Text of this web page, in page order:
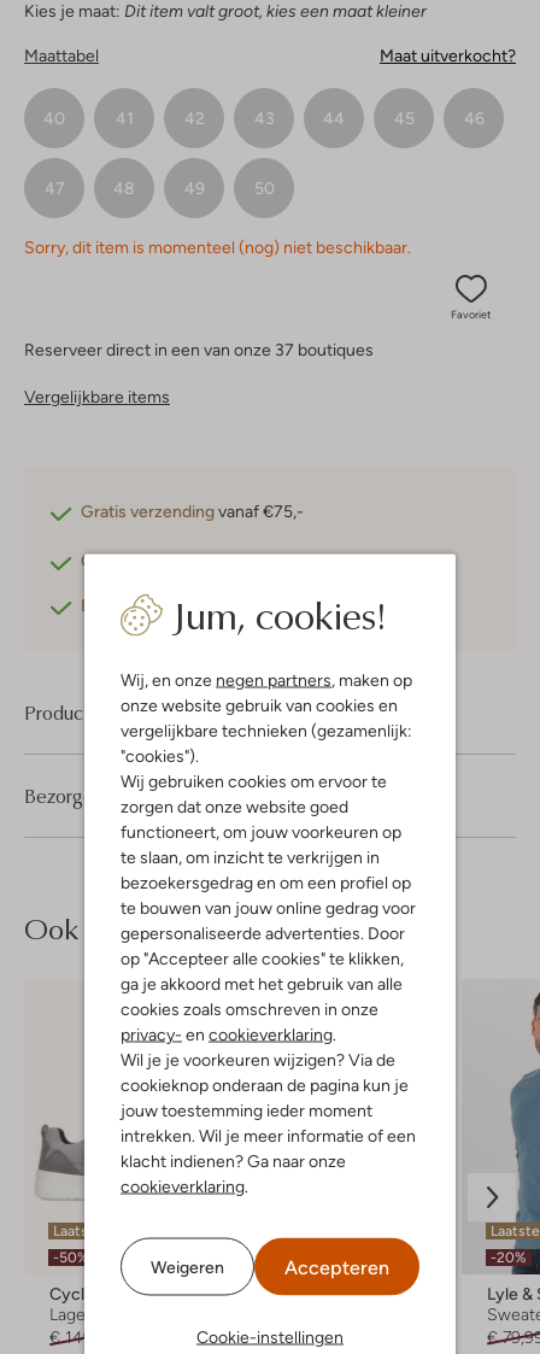
Jum, cookies!
Wij, en onze negen partners, maken op
onze website gebruik van cookies en
vergelijkbare technieken (gezamenlijk:
"cookies").
Wij gebruiken cookies om ervoor te
zorgen dat onze website goed
functioneert, om jouw voorkeuren op
te slaan, om inzicht te verkrijgen in
bezoekersgedrag en om een profiel op
te bouwen van jouw online gedrag voor
gepersonaliseerde advertenties. Door
op "Accepteer alle cookies" te klikken,
ga je akkoord met het gebruik van alle
cookies zoals omschreven in onze
privacy- en cookieverklaring.
Wil je je voorkeuren wijzigen? Via de
cookieknop onderaan de pagina kun je
jouw toestemming ieder moment
intrekken. Wil je meer informatie of een
klacht indienen? Ga naar onze
cookieverklaring.
Weigeren Accepteren
Cookie-instellingen
Kies je maat: Dit item valt groot, kies een maat kleiner
Maattabel Maat uitverkocht?
40 41 42 43 44 45 46
47 48 49 50
Sorry, dit item is momenteel (nog) niet beschikbaar.
Favoriet
Reserveer direct in een van onze 37 boutiques
Vergelijkbare items
Gratis verzendingvanaf €75,-
Gratis retournerenbinnen 30 dagen*
Betaal achteraf
Product informatie
Bezorgen & retourneren
Ook iets voor jou?
Laatste item
-50%
Cycleur De Luxe
Lage sneakers
€ 149,99
Cycleur De Luxe
€ 149,99
-20%
Lyle &
€